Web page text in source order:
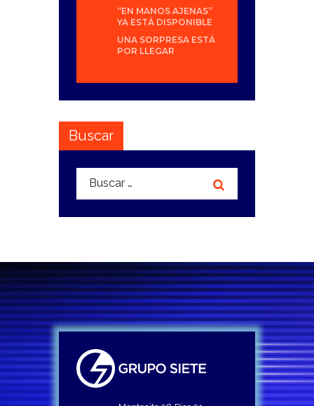
“EN MANOS AJENAS”
YA ESTÁ DISPONIBLE
UNA SORPRESA ESTÁ
POR LLEGAR
Buscar
Buscar: